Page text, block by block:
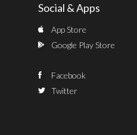
Social & Apps
App Store
Google Play Store
Facebook
Twitter